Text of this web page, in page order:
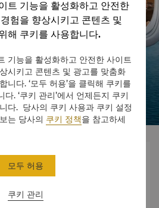

경험
트 기능을 활성화하고 안전한
험을 향상시키고 콘텐츠 및
해 쿠키를 사용합니다.
기능을 활성화하고 안전한 사이트
시키고 콘텐츠 및 광고를 맞춤화
니다. ‘모두 허용’을 클릭해 쿠키를
. ‘쿠키 관리’에서 언제든지 쿠키
다. 당사의 쿠키 사용과 쿠키 설정
는 당사의 쿠키 정책을 참고하세
쿠키 관리
모두 허용